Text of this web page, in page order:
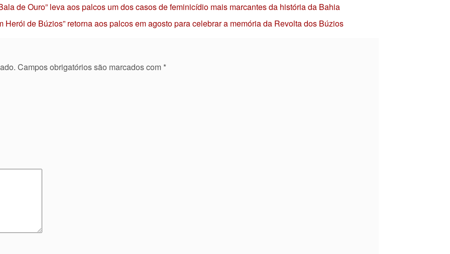
de Ouro” leva aos palcos um dos casos de feminicídio mais marcantes da história da Bahia
Herói de Búzios” retorna aos palcos em agosto para celebrar a memória da Revolta dos Búzios
Campos obrigatórios são marcados com *